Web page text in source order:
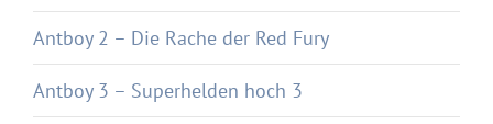
Antboy 2 – Die Rache der Red Fury
Antboy 3 – Superhelden hoch 3